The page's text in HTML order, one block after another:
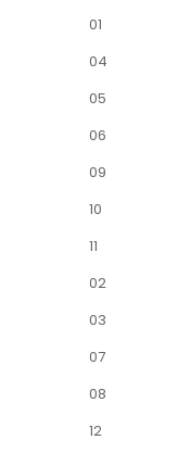
01
04
05
06
09
10
11
02
03
07
08
12